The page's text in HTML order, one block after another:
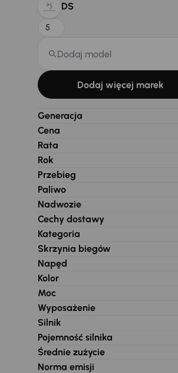
DS
5
Dodaj model
Dodaj więcej marek
Generacja
Cena
Rata
Rok
Przebieg
Paliwo
Nadwozie
Cechy dostawy
Kategoria
Skrzynia biegów
Napęd
Kolor
Moc
Wyposażenie
Silnik
Pojemność silnika
Średnie zużycie
Norma emisji